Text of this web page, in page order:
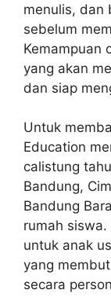
menulis, dan
sebelum
Kemampuan
yang akan
dan siap
Untuk
Education
calistung
Bandung,
Bandung
rumah
untuk anak
yang
secara